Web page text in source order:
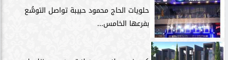
حلويات الحاج محمود حبيبة تواصل التوسُّع
بفرعها الخامس...